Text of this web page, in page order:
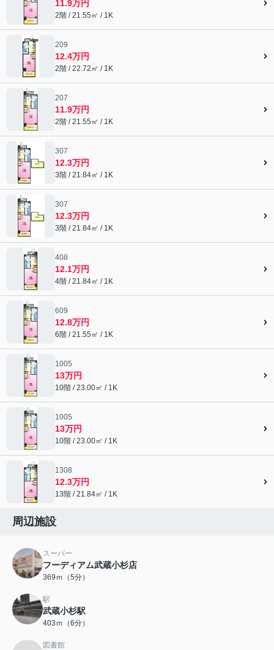
11.9万円
2階 / 21.55㎡ / 1K
209
12.4万円
2階 / 22.72㎡ / 1K
207
11.9万円
2階 / 21.55㎡ / 1K
307
12.3万円
3階 / 21.84㎡ / 1K
307
12.3万円
3階 / 21.84㎡ / 1K
408
12.1万円
4階 / 21.84㎡ / 1K
609
12.8万円
6階 / 21.55㎡ / 1K
1005
13万円
10階 / 23.00㎡ / 1K
1005
13万円
10階 / 23.00㎡ / 1K
1308
12.3万円
13階 / 21.84㎡ / 1K
周辺施設
スーパー
フーディアム武蔵小杉店
369ｍ（5分）
駅
武蔵小杉駅
403ｍ（6分）
図書館